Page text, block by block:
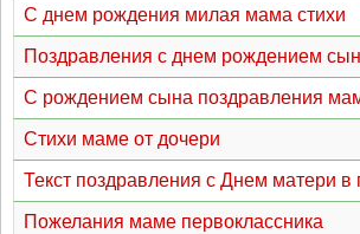
С днем рождения милая мама стихи
Поздравления с днем рождением
С рождением сына поздравления
Стихи маме от дочери
Текст поздравления с Днем матери в
Пожелания маме первоклассника